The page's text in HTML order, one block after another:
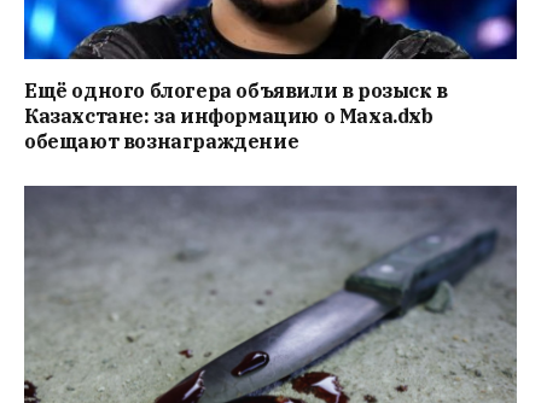
Ещё одного блогера объявили в розыск в
Казахстане: за информацию о Маха.dxb
обещают вознаграждение